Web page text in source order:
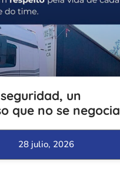
un
que no se negocia
28 julio, 2026